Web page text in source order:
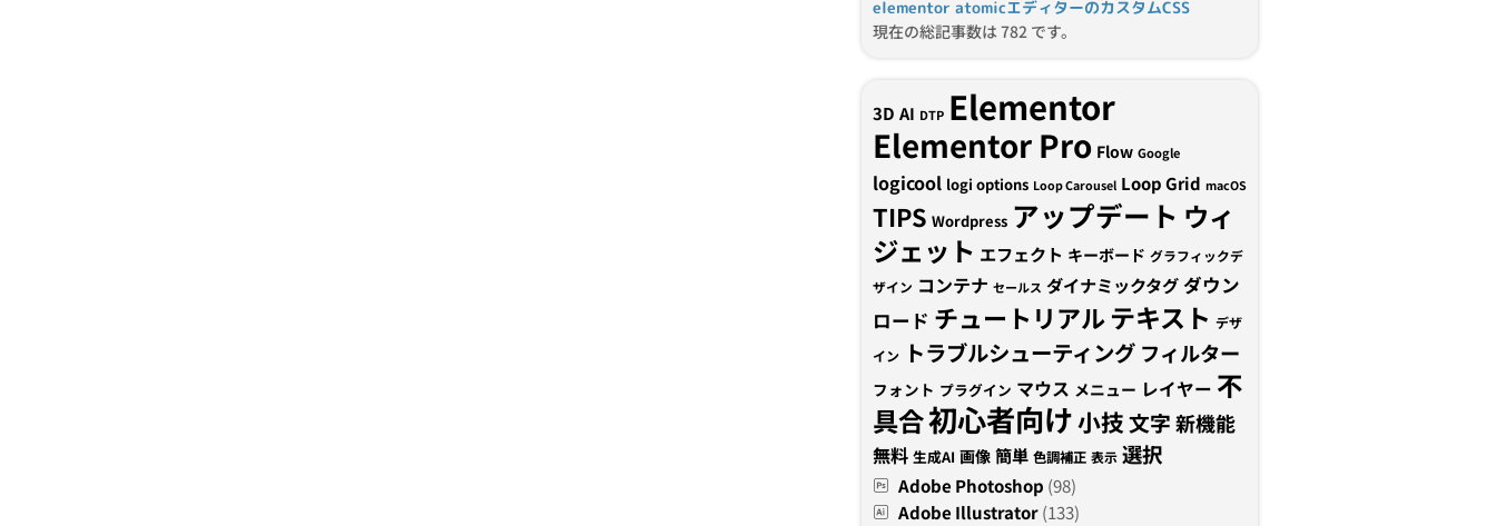
elementor atomicエディターのカスタムCSS
現在の総記事数は 782 です。
3D AI DTP Elementor
Elementor Pro Flow Google
logicool logi options Loop Carousel Loop Grid macOS
TIPS Wordpress アップデート ウィ
ジェット エフェクト キーボード グラフィックデ
ザイン コンテナ セールス ダイナミックタグダウン
ロード チュートリアルテキスト デザ
イン
トラブルシューティング フィルター
フォント プラグイン マウス メニュー レイヤー 不
具合初心者向け小技文字新機能
無料 生成AI 画像 簡単 色調補正 表示 選択
Adobe Photoshop (98)
Adobe Illustrator(133)